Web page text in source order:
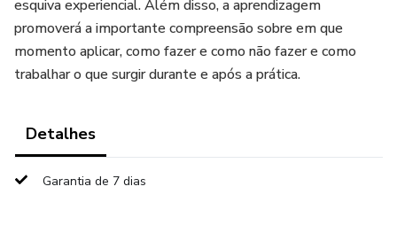
esquiva experiencial. Além disso, a aprendizagem
promoverá a importante compreensão sobre em que
momento aplicar, como fazer e como não fazer e como
trabalhar o que surgir durante e após a prática.
Detalhes
Garantia de 7 dias